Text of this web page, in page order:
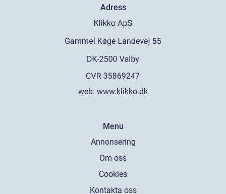
Adress
web: www.klikko.dk
Menu
Annonsering
Om oss
Cookies
Kontakta oss